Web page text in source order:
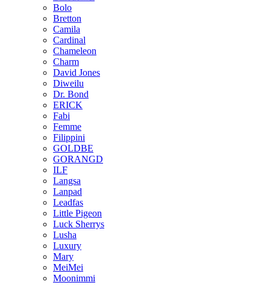
Bolo
Bretton
Camila
Cardinal
Chameleon
Charm
David Jones
Diweilu
Dr. Bond
ERICK
Fabi
Femme
Filippini
GOLDBE
GORANGD
ILF
Langsa
Lanpad
Leadfas
Little Pigeon
Luck Sherrys
Lusha
Luxury
Mary
MeiMei
Moonimmi